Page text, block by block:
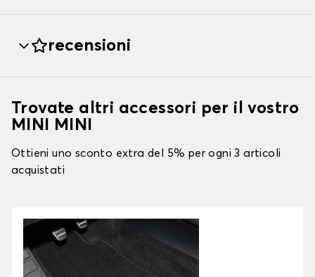
recensioni
Trovate altri accessori per il vostro
MINI MINI
Ottieni uno sconto extra del 5% per ogni 3 articoli
acquistati